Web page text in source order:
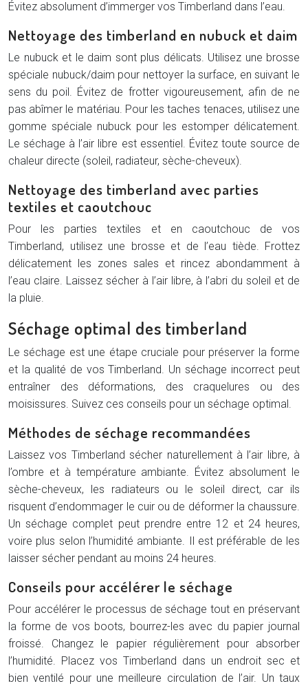
Évitez absolument d’immerger vos Timberland dans l’eau.
Nettoyage des timberland en nubuck et daim
Le nubuck et le daim sont plus délicats. Utilisez une brosse
spéciale nubuck/daim pour nettoyer la surface, en suivant le
sens du poil. Évitez de frotter vigoureusement, afin de ne
pas abîmer le matériau. Pour les taches tenaces, utilisez une
gomme spéciale nubuck pour les estomper délicatement.
Le séchage à l’air libre est essentiel. Évitez toute source de
chaleur directe (soleil, radiateur, sèche-cheveux).
Nettoyage des timberland avec parties
textiles et caoutchouc
Pour les parties textiles et en caoutchouc de vos
Timberland, utilisez une brosse et de l’eau tiède. Frottez
délicatement les zones sales et rincez abondamment à
l’eau claire. Laissez sécher à l’air libre, à l’abri du soleil et de
la pluie.
Séchage optimal des timberland
Le séchage est une étape cruciale pour préserver la forme
et la qualité de vos Timberland. Un séchage incorrect peut
entraîner des déformations, des craquelures ou des
moisissures. Suivez ces conseils pour un séchage optimal.
Méthodes de séchage recommandées
Laissez vos Timberland sécher naturellement à l’air libre, à
l’ombre et à température ambiante. Évitez absolument le
sèche-cheveux, les radiateurs ou le soleil direct, car ils
risquent d’endommager le cuir ou de déformer la chaussure.
Un séchage complet peut prendre entre 12 et 24 heures,
voire plus selon l’humidité ambiante. Il est préférable de les
laisser sécher pendant au moins 24 heures.
Conseils pour accélérer le séchage
Pour accélérer le processus de séchage tout en préservant
la forme de vos boots, bourrez-les avec du papier journal
froissé. Changez le papier régulièrement pour absorber
l’humidité. Placez vos Timberland dans un endroit sec et
bien ventilé pour une meilleure circulation de l’air. Un taux